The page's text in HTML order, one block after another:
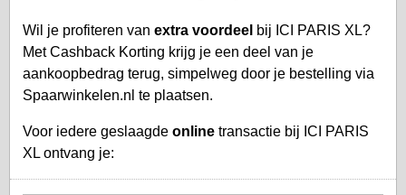
Wil je profiteren van extra voordeel bij ICI PARIS XL?
Met Cashback Korting krijg je een deel van je
aankoopbedrag terug, simpelweg door je bestelling via
Spaarwinkelen.nl te plaatsen.
Voor iedere geslaagde online transactie bij ICI PARIS
XL ontvang je: